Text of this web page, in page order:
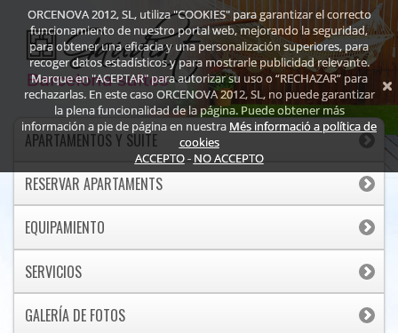
ORCENOVA 2012, SL, utiliza "COOKIES" para garantizar el correcto
funcionamiento de nuestro portal web, mejorando la seguridad,
para obtener una eficacia y una personalización superiores, para
recoger datos estadísticos y para mostrarle publicidad relevante.
Marque en "ACEPTAR" para autorizar su uso o “RECHAZAR” para
rechazarlas. En este caso ORCENOVA 2012, SL, no puede garantizar
la plena funcionalidad de la página. Puede obtener más
información a pie de página en nuestra Més informació a política de
cookies
ACCEPTO- NO ACCEPTO
APARTAMENTOS Y SUITE
RESERVAR APARTAMENTS
EQUIPAMIENTO
SERVICIOS
GALERÍA DE FOTOS